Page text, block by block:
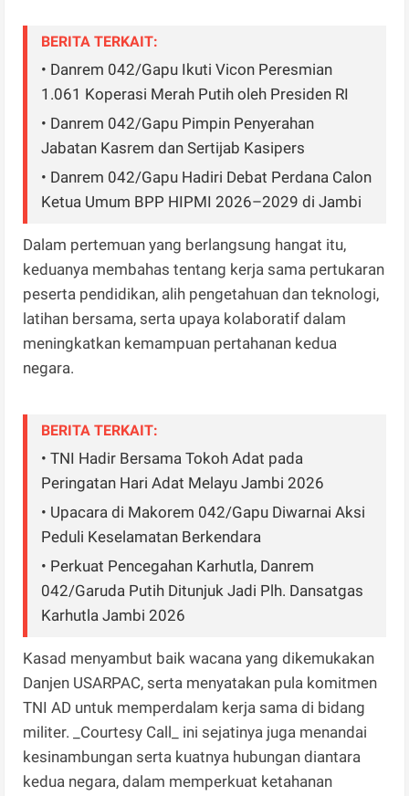
BERITA TERKAIT:
• Danrem 042/Gapu Ikuti Vicon Peresmian
1.061 Koperasi Merah Putih oleh Presiden RI
• Danrem 042/Gapu Pimpin Penyerahan
Jabatan Kasrem dan Sertijab Kasipers
• Danrem 042/Gapu Hadiri Debat Perdana Calon
Ketua Umum BPP HIPMI 2026–2029 di Jambi
Dalam pertemuan yang berlangsung hangat itu,
keduanya membahas tentang kerja sama pertukaran
peserta pendidikan, alih pengetahuan dan teknologi,
latihan bersama, serta upaya kolaboratif dalam
meningkatkan kemampuan pertahanan kedua
negara.
BERITA TERKAIT:
• TNI Hadir Bersama Tokoh Adat pada
Peringatan Hari Adat Melayu Jambi 2026
• Upacara di Makorem 042/Gapu Diwarnai Aksi
Peduli Keselamatan Berkendara
• Perkuat Pencegahan Karhutla, Danrem
042/Garuda Putih Ditunjuk Jadi Plh. Dansatgas
Karhutla Jambi 2026
Kasad menyambut baik wacana yang dikemukakan
Danjen USARPAC, serta menyatakan pula komitmen
TNI AD untuk memperdalam kerja sama di bidang
militer. _Courtesy Call_ ini sejatinya juga menandai
kesinambungan serta kuatnya hubungan diantara
kedua negara, dalam memperkuat ketahanan